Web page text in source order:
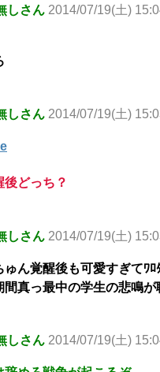
しさん 2014/07/19(土)
しさん 2014/07/19(土)
後どっち？
しさん 2014/07/19(土)
ゅん覚醒後も可愛すぎてﾜﾛ
間真っ最中の学生の悲鳴
しさん 2014/07/19(土)